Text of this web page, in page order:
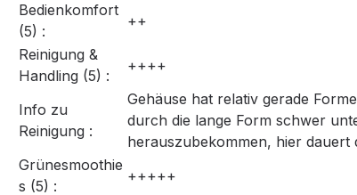
Bedienkomfort
(5) :
++
Reinigung &
Handling (5) :
++++
Info zu
Reinigung :
Gehäuse hat relativ gerade
durch die lange Form schwer
herauszubekommen, hier dauert
Grünesmoothie
s (5) :
+++++